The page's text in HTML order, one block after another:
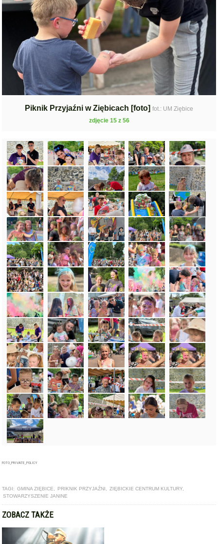
Piknik Przyjaźni w Ziębicach [foto] fot.: UM Ziębice
zdjęcie 15 z 56
FOTO_PRIVATE_POLICY
TAGI: GMINA ZIĘBICE, PRIKNIK PRZYJAŹNI, ZIĘBICKIE CENTRUM KULTURY,
STOWARZYSZENIE JANINE
ZOBACZ TAKŻE